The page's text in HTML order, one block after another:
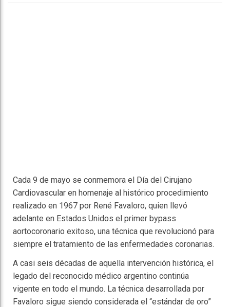
Cada 9 de mayo se conmemora el Día del Cirujano
Cardiovascular en homenaje al histórico procedimiento
realizado en 1967 por René Favaloro, quien llevó
adelante en Estados Unidos el primer bypass
aortocoronario exitoso, una técnica que revolucionó para
siempre el tratamiento de las enfermedades coronarias.
A casi seis décadas de aquella intervención histórica, el
legado del reconocido médico argentino continúa
vigente en todo el mundo. La técnica desarrollada por
Favaloro sigue siendo considerada el “estándar de oro”